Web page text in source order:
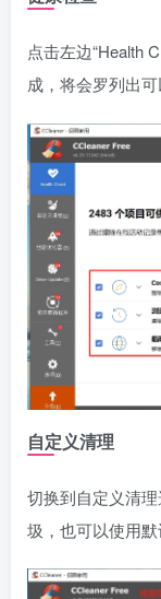
点击左边“Health
成，将会罗列出
自定义清理
切换到自定义清
圾，也可以使用